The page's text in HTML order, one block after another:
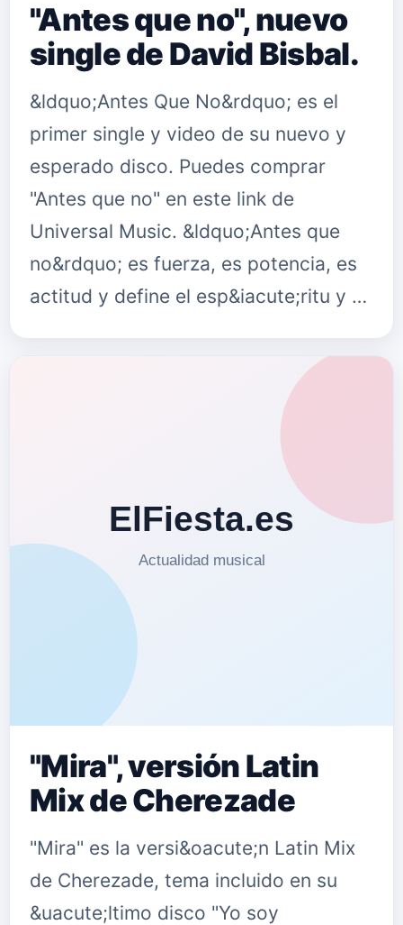
"Antes que no", nuevo
single de David Bisbal.
&ldquo;Antes Que No&rdquo; es el
primer single y video de su nuevo y
esperado disco. Puedes comprar
"Antes que no" en este link de
Universal Music. &ldquo;Antes que
no&rdquo; es fuerza, es potencia, es
actitud y define el esp&iacute;ritu y …
"Mira", versión Latin
Mix de Cherezade
"Mira" es la versi&oacute;n Latin Mix
de Cherezade, tema incluido en su
&uacute;ltimo disco "Yo soy